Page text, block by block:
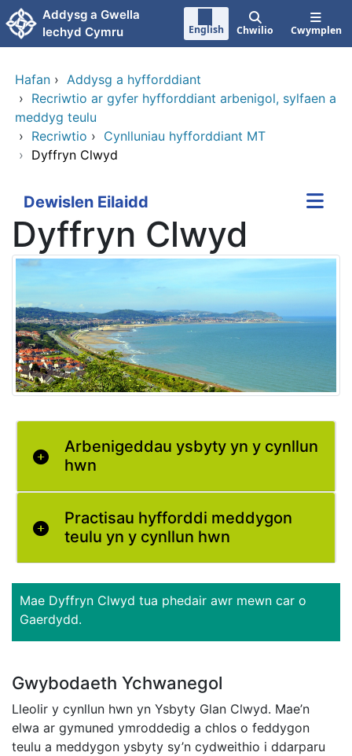
Neidio i'r prif gynnwy
Addysg a Gwella
Iechyd Cymru
English Chwilio Cwymplen
Hafan › Addysg a hyfforddiant
› Recriwtio ar gyfer hyfforddiant arbenigol, sylfaen a
meddyg teulu
› Recriwtio › Cynlluniau hyfforddiant MT
› Dyffryn Clwyd
Dewislen Eilaidd
Dyffryn Clwyd
Arbenigeddau ysbyty yn y cynllun
hwn
Practisau hyfforddi meddygon
teulu yn y cynllun hwn
Mae Dyffryn Clwyd tua phedair awr mewn car o
Gaerdydd.
Gwybodaeth Ychwanegol
Lleolir y cynllun hwn yn Ysbyty Glan Clwyd. Mae’n
elwa ar gymuned ymroddedig a chlos o feddygon
teulu a meddygon ysbyty sy’n cydweithio i ddarparu